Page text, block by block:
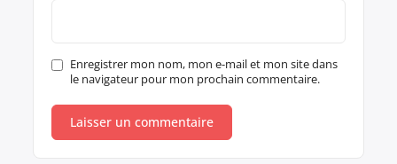
Enregistrer mon nom, mon e-mail et mon site dans
le navigateur pour mon prochain commentaire.